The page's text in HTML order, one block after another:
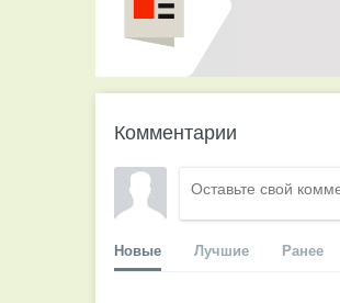
Комментарии
Новые Лучшие Ранее